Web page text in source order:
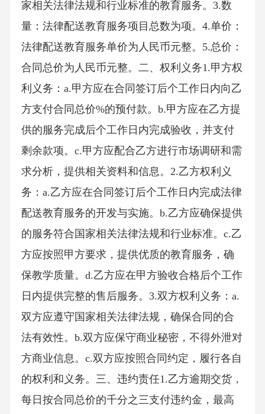
家相关法律法规和行业标准的教育服务。3.数
量：法律配送教育服务项目总数为项。4.单价：
法律配送教育服务单价为人民币元整。5.总价：
合同总价为人民币元整。二、权利义务1.甲方权
利义务：a.甲方应在合同签订后个工作日内向乙
方支付合同总价%的预付款。b.甲方应在乙方提
供的服务完成后个工作日内完成验收，并支付
剩余款项。c.甲方应配合乙方进行市场调研和需
求分析，提供相关资料和信息。2.乙方权利义
务：a.乙方应在合同签订后个工作日内完成法律
配送教育服务的开发与实施。b.乙方应确保提供
的服务符合国家相关法律法规和行业标准。c.乙
方应按照甲方要求，提供优质的教育服务，确
保教学质量。d.乙方应在甲方验收合格后个工作
日内提供完整的售后服务。3.双方权利义务：a.
双方应遵守国家相关法律法规，确保合同的合
法有效性。b.双方应保守商业秘密，不得外泄对
方商业信息。c.双方应按照合同约定，履行各自
的权利和义务。三、违约责任1.乙方逾期交货，
每日按合同总价的千分之三支付违约金，最高